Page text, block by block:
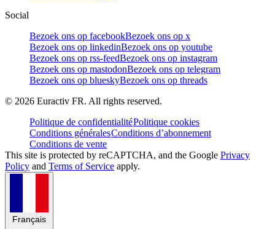
Social
Bezoek ons op facebookBezoek ons op x
Bezoek ons op linkedinBezoek ons op youtube
Bezoek ons op rss-feedBezoek ons op instagram
Bezoek ons op mastodonBezoek ons op telegram
Bezoek ons op blueskyBezoek ons op threads
© 2026 Euractiv FR. All rights reserved.
Politique de confidentialitéPolitique cookies
Conditions généralesConditions d’abonnement
Conditions de vente
This site is protected by reCAPTCHA, and the Google Privacy
Policy and Terms of Service apply.
Français